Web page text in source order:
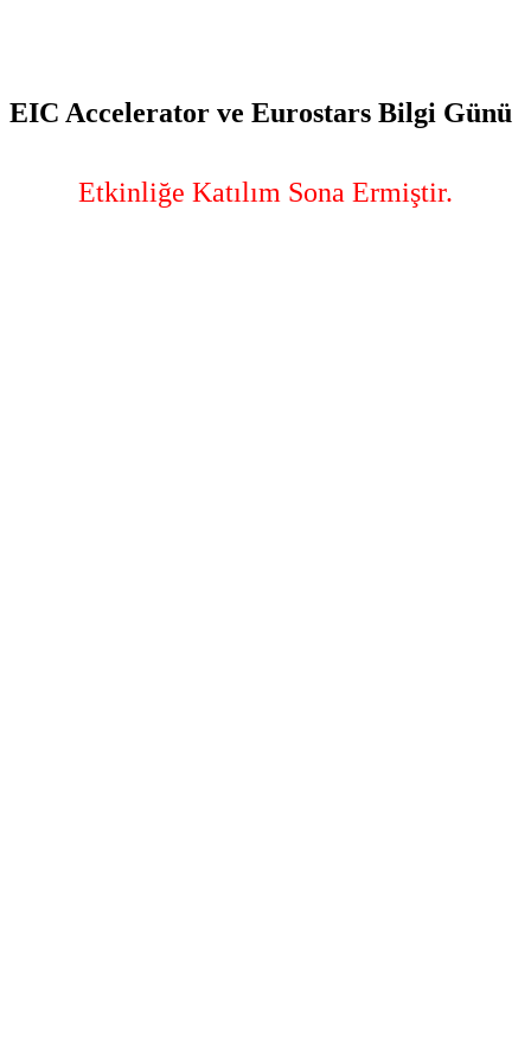
EIC Accelerator ve Eurostars Bilgi Günü
Etkinliğe Katılım Sona Ermiştir.